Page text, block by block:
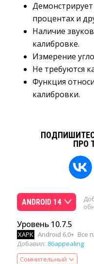
Демонстрирует
процентах и
Наличие
калибровке.
Измерение
Не требуются
Функция
калибровки.
ПРО
ANDROID 14
Уровень 10.7.5
XAPK Android 6.0+ Все
Добавил: 86appealing
Сомнительный